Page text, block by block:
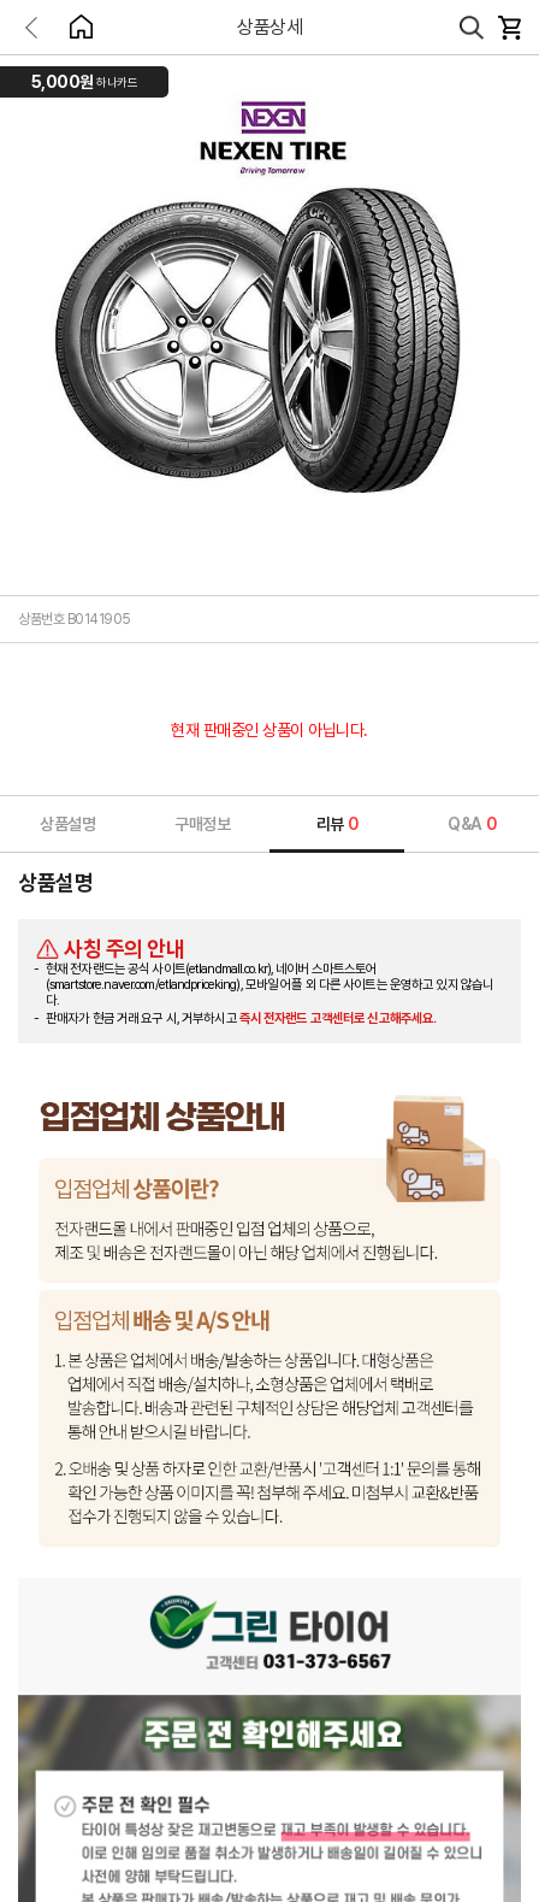
상품상세
5,000원 하나카드
상품번호 B0141905
현재 판매중인 상품이 아닙니다.
상품설명 구매정보 리뷰 0 Q&A 0
상품설명
사칭 주의 안내
현재 전자랜드는 공식 사이트(etlandmall.co.kr), 네이버 스마트스토어
(smartstore.naver.com/etlandpriceking), 모바일 어플 외 다른 사이트는 운영하고 있지 않습니
다.
판매자가 현금 거래 요구 시, 거부하시고즉시 전자랜드 고객센터로 신고해주세요.